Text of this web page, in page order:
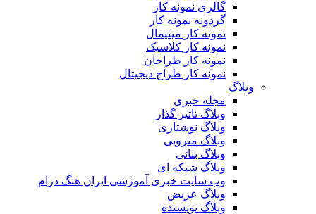
گالری نمونه کار
گردونه نمونه کار
نمونه کار مینیمال
نمونه کار کلاسیک
نمونه کار طراحان
نمونه کار طراح دیجیتال
وبلاگ
مجله خبری
وبلاگ تاثیر گذار
وبلاگ نوشتاری
وبلاگ مترویی
وبلاگ بنائی
وبلاگ شبکه ای
وب سایت خبری آموزشی ایران هنگ درام
وبلاگ عریض
وبلاگ نویسنده